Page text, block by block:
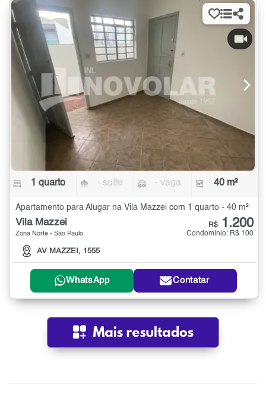
1 quarto - suíte - vaga 40 m²
Apartamento para Alugar na Vila Mazzei com 1 quarto - 40 m²
Vila Mazzei
Zona Norte - São Paulo
AV MAZZEI, 1555
R$ 1.200
Condomínio: R$ 100
WhatsApp Contatar